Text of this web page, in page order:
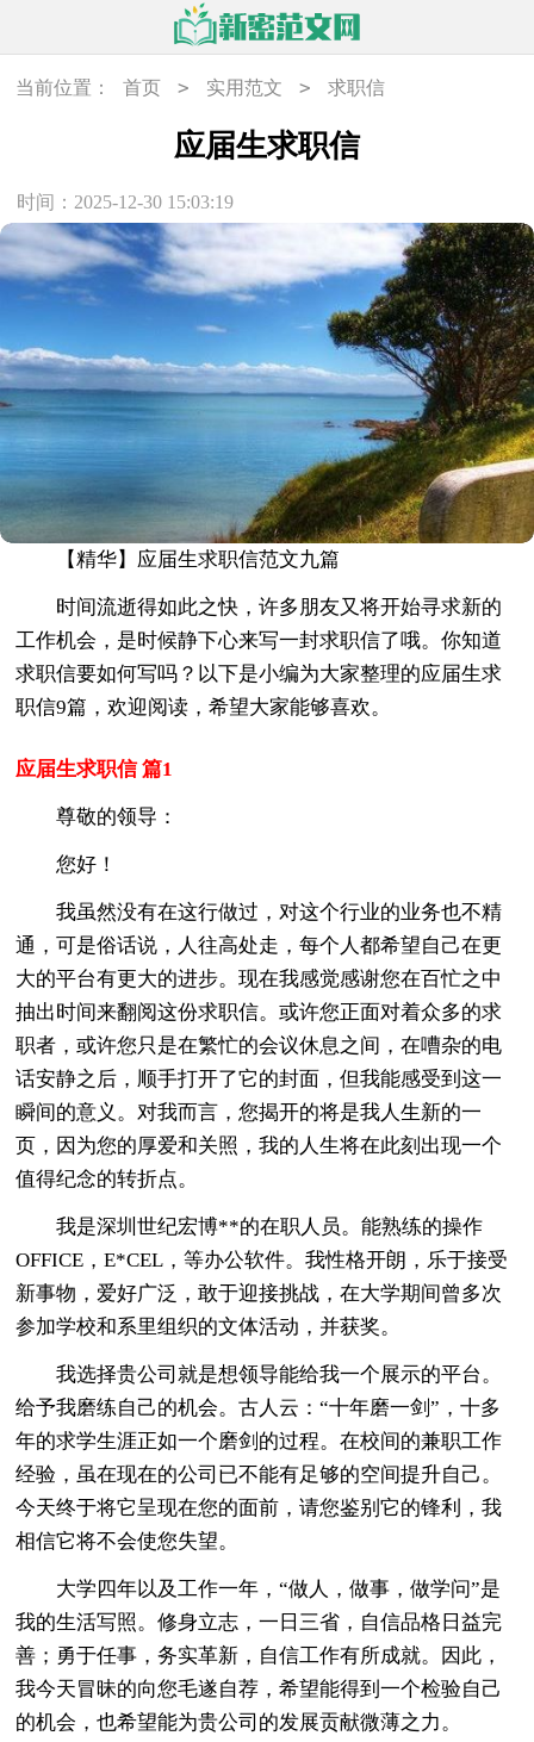
当前位置： 首页 > 实用范文 > 求职信
应届生求职信
时间：2025-12-30 15:03:19
【精华】应届生求职信范文九篇
时间流逝得如此之快，许多朋友又将开始寻求新的
工作机会，是时候静下心来写一封求职信了哦。你知道
求职信要如何写吗？以下是小编为大家整理的应届生求
职信9篇，欢迎阅读，希望大家能够喜欢。
应届生求职信 篇1
尊敬的领导：
您好！
我虽然没有在这行做过，对这个行业的业务也不精
通，可是俗话说，人往高处走，每个人都希望自己在更
大的平台有更大的进步。现在我感觉感谢您在百忙之中
抽出时间来翻阅这份求职信。或许您正面对着众多的求
职者，或许您只是在繁忙的会议休息之间，在嘈杂的电
话安静之后，顺手打开了它的封面，但我能感受到这一
瞬间的意义。对我而言，您揭开的将是我人生新的一
页，因为您的厚爱和关照，我的人生将在此刻出现一个
值得纪念的转折点。
我是深圳世纪宏博**的在职人员。能熟练的操作
OFFICE，E*CEL，等办公软件。我性格开朗，乐于接受
新事物，爱好广泛，敢于迎接挑战，在大学期间曾多次
参加学校和系里组织的文体活动，并获奖。
我选择贵公司就是想领导能给我一个展示的平台。
给予我磨练自己的机会。古人云：“十年磨一剑”，十多
年的求学生涯正如一个磨剑的过程。在校间的兼职工作
经验，虽在现在的公司已不能有足够的空间提升自己。
今天终于将它呈现在您的面前，请您鉴别它的锋利，我
相信它将不会使您失望。
大学四年以及工作一年，“做人，做事，做学问”是
我的生活写照。修身立志，一日三省，自信品格日益完
善；勇于任事，务实革新，自信工作有所成就。因此，
我今天冒昧的向您毛遂自荐，希望能得到一个检验自己
的机会，也希望能为贵公司的发展贡献微薄之力。